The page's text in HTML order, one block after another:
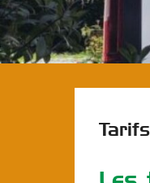
Tarifs